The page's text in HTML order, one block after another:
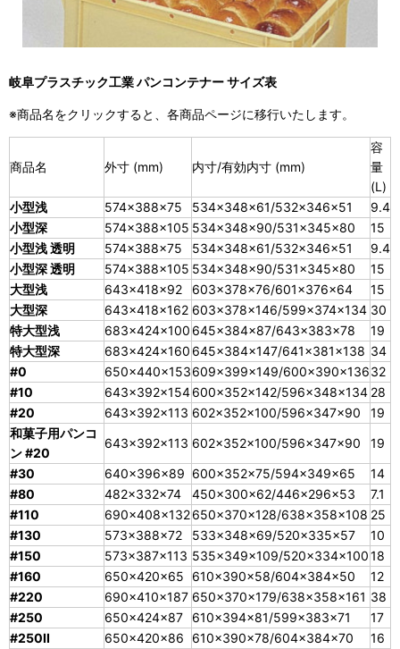
岐阜プラスチック工業 パンコンテナー サイズ表
※商品名をクリックすると、各商品ページに移行いたします。
商品名 外寸 (mm) 内寸/有効内寸 (mm)
容
量
(L)
小型浅
574×388×75 534×348×61/532×346×51
9.4
小型深
574×388×105 534×348×90/531×345×80
15
小型浅 透明
574×388×75 534×348×61/532×346×51
9.4
小型深 透明
574×388×105 534×348×90/531×345×80
15
大型浅
643×418×92 603×378×76/601×376×64
15
大型深
643×418×162 603×378×146/599×374×134 30
特大型浅
683×424×100 645×384×87/643×383×78
19
特大型深
683×424×160 645×384×147/641×381×138 34
#0
650×440×153609×399×149/600×390×13632
#10
643×392×154600×352×142/596×348×134 28
#20
643×392×113 602×352×100/596×347×90
19
和菓子用パンコ
ン #20
643×392×113 602×352×100/596×347×90
19
#30
640×396×89 600×352×75/594×349×65
14
#80
482×332×74 450×300×62/446×296×53
7.1
#110
690×408×132650×370×128/638×358×108 25
#130
573×388×72 533×348×69/520×335×57
10
#150
573×387×113 535×349×109/520×334×10018
#160
650×420×65 610×390×58/604×384×50
12
#220
690×410×187 650×370×179/638×358×161 38
#250
650×424×87 610×394×81/599×383×71
17
#250II
650×420×86 610×390×78/604×384×70
16